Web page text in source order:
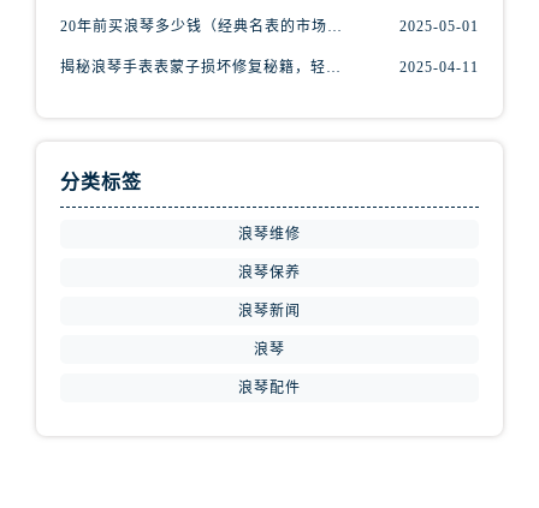
湖南省益阳市赫山区桃花仑路浪琴售后服务中心（需提前预约）
20年前买浪琴多少钱（经典名表的市场价值回顾） 2025-05-01
揭秘浪琴手表表蒙子损坏修复秘籍，轻松重获透明之美！ 2025-04-11
分类标签
浪琴维修
浪琴保养
浪琴新闻
浪琴
浪琴配件